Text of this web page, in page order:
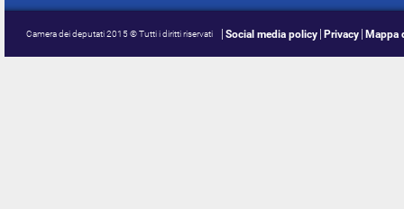
Camera dei deputati 2015 © Tutti i diritti riservati Social media policy Privacy Mappa